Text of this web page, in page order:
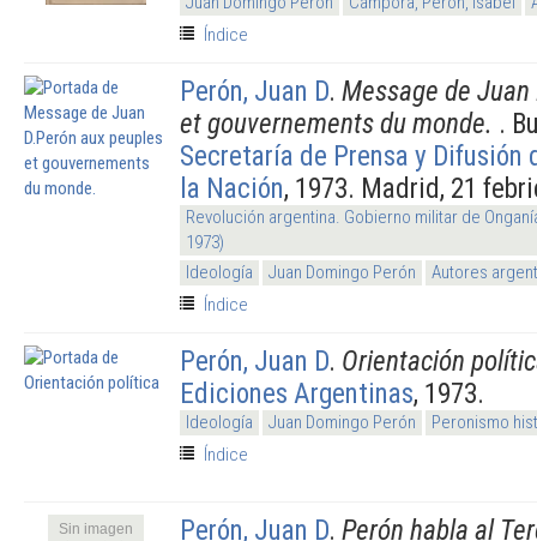
Índice
Perón, Juan D. Message de
et gouvernements du monde. .
Secretaría de Prensa y Difusión
la Nación, 1973. Madrid, 21
Revolución argentina. Gobierno militar de
1973)
Ideología
Juan Domingo Perón
Autores
Índice
Perón, Juan D. Orientación
Ediciones Argentinas, 1973.
Ideología Juan Domingo Perón
Peronismo
Índice
Sin imagen
Perón, Juan D. Perón habla al